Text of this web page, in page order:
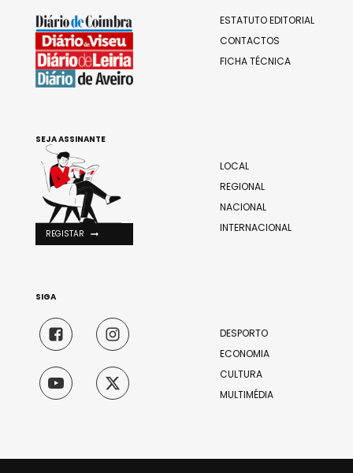
ESTATUTO EDITORIAL
CONTACTOS
FICHA TÉCNICA
LOCAL
REGIONAL
NACIONAL
INTERNACIONAL
DESPORTO
ECONOMIA
CULTURA
MULTIMÉDIA
SEJA ASSINANTE
REGISTAR
SIGA